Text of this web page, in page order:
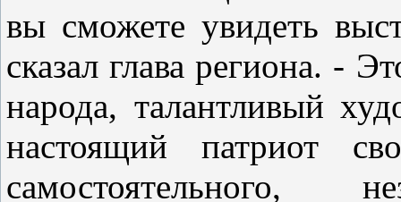
вы сможете увидеть
сказал глава региона. -
народа, талантливый
настоящий патриот
самостоятельного,